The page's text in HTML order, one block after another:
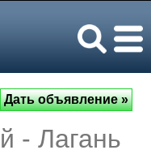
- Лагань